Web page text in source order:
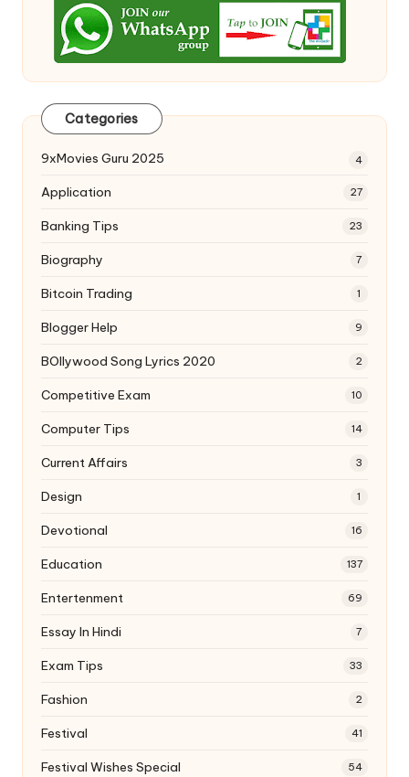
Categories
9xMovies Guru 2025 4
Application 27
Banking Tips 23
Biography 7
Bitcoin Trading 1
Blogger Help 9
BOllywood Song Lyrics 2020 2
Competitive Exam 10
Computer Tips 14
Current Affairs 3
Design 1
Devotional 16
Education 137
Entertenment 69
Essay In Hindi 7
Exam Tips 33
Fashion 2
Festival 41
Festival Wishes Special 54